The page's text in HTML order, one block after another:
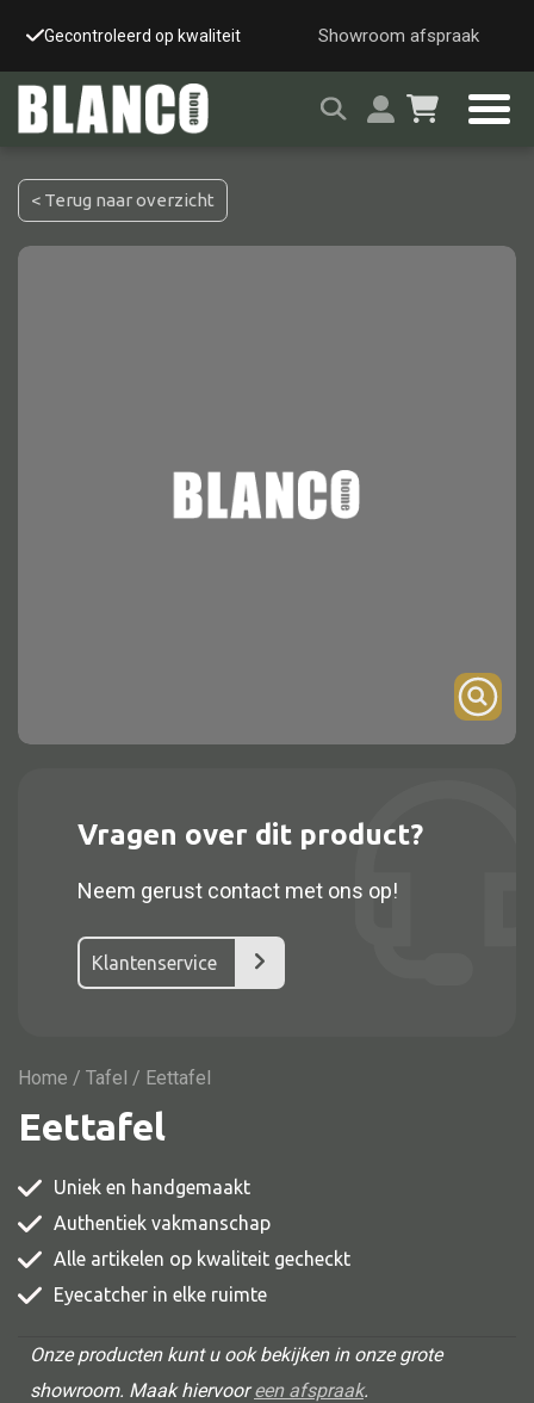
Gecontroleerd op kwaliteit Snelle & veilige
Showroom afspraak
Alle kasten
Dressoir
Nachtkast
Vitrine
TV meubel
Comode
Eetkamer stoel
< Terug naar overzicht
Vragen over dit product?
Neem gerust contact met ons op!
Klantenservice
Home / Tafel / Eettafel
Eettafel
Uniek en handgemaakt
Authentiek vakmanschap
Alle artikelen op kwaliteit gecheckt
Eyecatcher in elke ruimte
Onze producten kunt u ook bekijken in onze grote
showroom. Maak hiervooreen afspraak.